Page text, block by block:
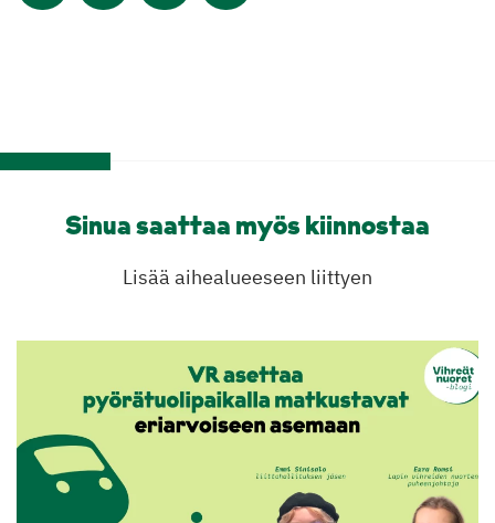
Sinua saattaa myös kiinnostaa
Lisää aihealueeseen liittyen